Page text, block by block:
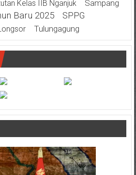
Kelas IIB Nganjuk
Sampang
Baru 2025
SPPG
Tulungagung